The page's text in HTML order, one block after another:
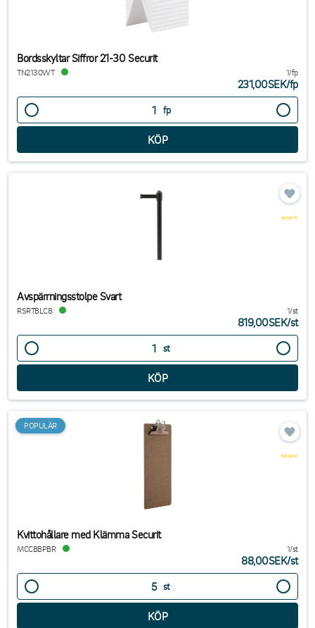
Bordsskyltar Siffror 21-30 Securit
TN2130WT 1/fp
231,00SEK/fp
fp
Avspärrningsstolpe Svart
RSRTBLC8 1/st
819,00SEK/st
st
POPULÄR
Kvittohållare med Klämma Securit
MCCBBPBR 1/st
88,00SEK/st
st